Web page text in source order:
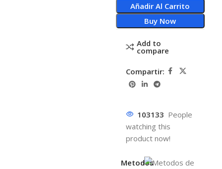
Añadir Al Carrito
Buy Now
Add to
compare
Compartir:
103133 People
watching this
product now!
Metodos